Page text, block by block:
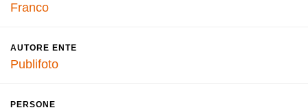
Franco
AUTORE ENTE
Publifoto
PERSONE